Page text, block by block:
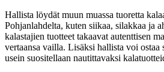
Hallista löydät muun muassa tuoretta
Pohjanlahdelta, kuten siikaa, silakkaa ja
kalastajien tuotteet takaavat autenttisen
vertaansa vailla. Lisäksi hallista voi ostaa
usein suositellaan nautittavaksi